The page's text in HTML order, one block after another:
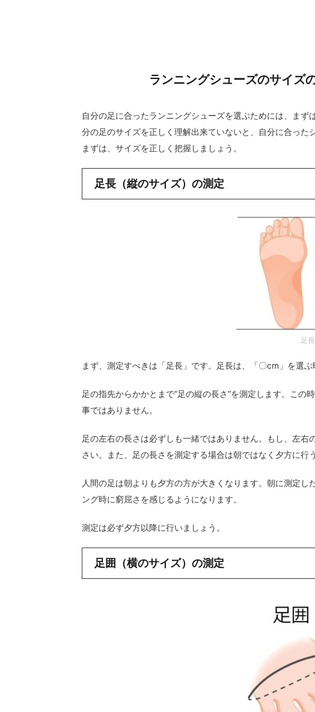
ランニングシューズのサイ
自分の足に合ったランニングシューズを選ぶためには、ま
分の足のサイズを正しく理解出来ていないと、自分に合った
まずは、サイズを正しく把握しましょう。
足長（縦のサイズ）の測定
足長
まず、測定すべきは「足長」です。足長は、「〇cm」を選ぶ
足の指先からかかとまで”足の縦の長さ”を測定します。こ
事ではありません。
足の左右の長さは必ずしも一緒ではありません。もし、左
さい。また、足の長さを測定する場合は朝ではなく夕方に行
人間の足は朝よりも夕方の方が大きくなります。朝に測定
ング時に窮屈さを感じるようになります。
測定は必ず夕方以降に行いましょう。
足囲（横のサイズ）の測定